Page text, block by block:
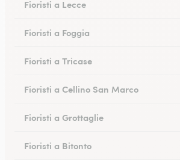
Fioristi a Lecce
Fioristi a Foggia
Fioristi a Tricase
Fioristi a Cellino San Marco
Fioristi a Grottaglie
Fioristi a Bitonto